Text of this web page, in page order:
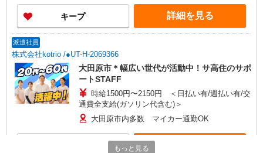
キープ 詳細を見る
派遣社員
株式会社kotrio /●UT-H-2069366
大田原市＊幅広い世代が活動中！サ高住のサポ
ートSTAFF
時給1500円〜2150円 ＜日払い有/週払い有/交
通費全支給(ガソリン代含む)＞
大田原市内多数 マイカー通勤OK
もっと見る